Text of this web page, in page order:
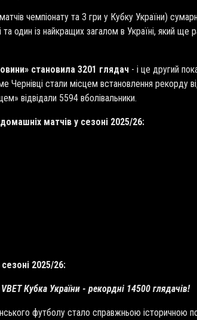
чемпіонату та 3 гри у Кубку України)
один із найкращих загалом в Україні, який
становила 3201 глядач - і це другий
Чернівці стали місцем встановлення рекорду
відвідали 5594 вболівальники.
матчів у сезоні 2025/26:
2025/26:
Кубка України - рекордні 14500 глядачів!
футболу стало справжньою історичною